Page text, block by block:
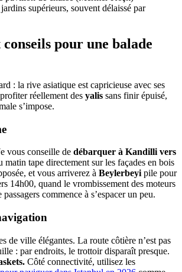
supérieurs, souvent délaissé par
pour une balade
: la rive asiatique est capricieuse avec ses
réellement des yalis sans finir épuisé,
s’impose.
vous conseille de débarquer à Kandilli vers
matin tape directement sur les façades en bois
et vous arriverez à Beylerbeyi pile pour
14h00, quand le vrombissement des moteurs
commence à s’espacer un peu.
de ville élégantes. La route côtière n’est pas
: par endroits, le trottoir disparaît presque.
Côté connectivité, utilisez les